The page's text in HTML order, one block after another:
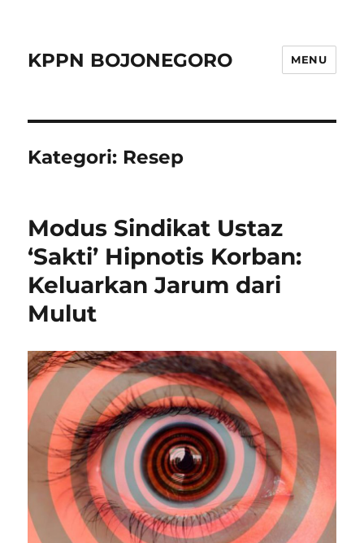
KPPN BOJONEGORO MENU
Kategori: Resep
Modus Sindikat Ustaz
‘Sakti’ Hipnotis Korban:
Keluarkan Jarum dari
Mulut